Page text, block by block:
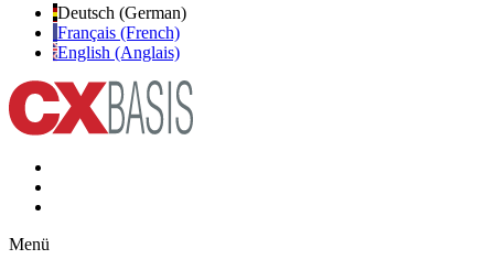
Deutsch (German)
Français (French)
English (Anglais)
Menü